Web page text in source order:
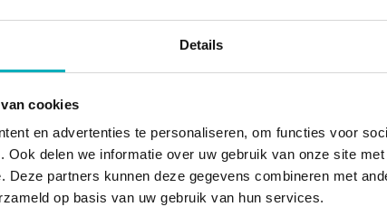
Details
cookies
en advertenties te personaliseren, om functies voor
Ook delen we informatie over uw gebruik van onze site
Deze partners kunnen deze gegevens combineren met
op basis van uw gebruik van hun services.
de bevalling
meer nodig om lucht uit het bad te halen